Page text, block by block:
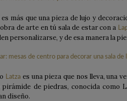
más que una pieza de lujo y
de arte en tú sala de estar con a
personalizarse, y de esa manera la
Latzaes una pieza que nos lleva, una
pirámide de piedras, conocida como
diseño.